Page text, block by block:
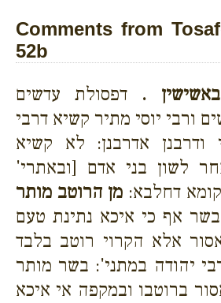
Comments from
52b
. דפסולת עדשים
ורבי יוסי מתיר קשיא דרבי
ודרבנן אדרבנן: לא קשיא
לשון בני אדם [ובאתרי'
דחלבא: מן הרוטב מותר
בשר אף כי איכא נתינת טעם
אלא הקרוי רוטב בלבד
יהודה במתני': בשר מותר
ברוטבו ובמקפה אי איכא